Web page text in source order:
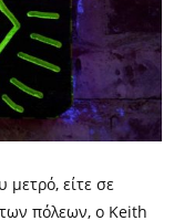
μετρό, είτε σε
πόλεων, ο Keith